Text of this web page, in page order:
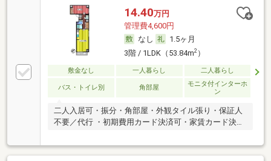
14.40万円
管理費4,600円
なし
1.5ヶ月
3階 / 1LDK（53.84m2）
敷金なし 一人暮らし 二人暮らし
バス・トイレ別 角部屋
モニタ付インターホ
ン
二人入居可・振分・角部屋・外観タイル張り・保証人
不要／代行 ・初期費用カード決済可・家賃カード決済